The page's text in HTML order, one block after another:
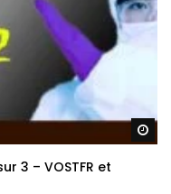
3 – VOSTFR et